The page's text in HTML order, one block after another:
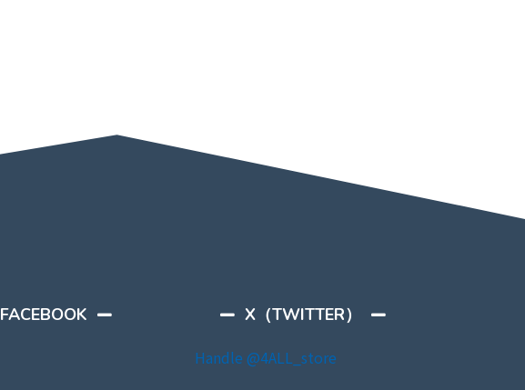
FACEBOOK
X（TWITTER）
Handle @4ALL_store